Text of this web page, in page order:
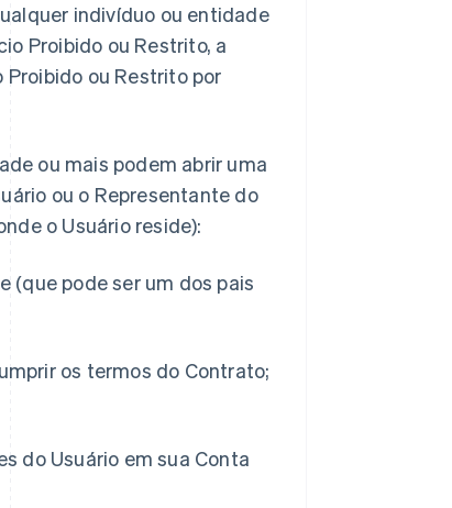
indivíduo ou entidade
Proibido ou Restrito, a
ou Restrito por
ou mais podem abrir uma
ou o Representante do
o Usuário reside):
(que pode ser um dos pais
os termos do Contrato;
do Usuário em sua Conta